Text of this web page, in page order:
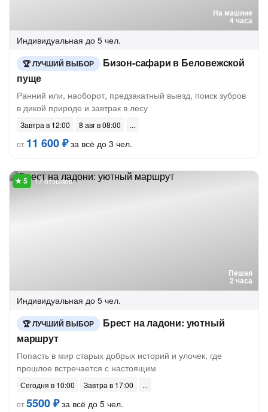
На машине
4 часа
Индивидуальная до 5 чел.
ЛУЧШИЙ ВЫБОР
Бизон-сафари в Беловежской
пуще
Ранний или, наоборот, предзакатный выезд, поиск зубров
в дикой природе и завтрак в лесу
Завтра в 12:00
8 авг в 08:00
от 11 600 ₽за всё до 3 чел.
Пешая
2 часа
17 отзывов
Индивидуальная до 5 чел.
ЛУЧШИЙ ВЫБОР
Брест на ладони: уютный
маршрут
Попасть в мир старых добрых историй и улочек, где
прошлое встречается с настоящим
Сегодня в 10:00
Завтра в 17:00
от5500 ₽за всё до 5 чел.